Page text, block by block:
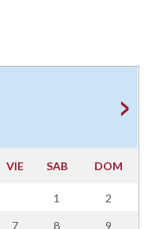
VIE SAB DOM
1 2
7 8 9